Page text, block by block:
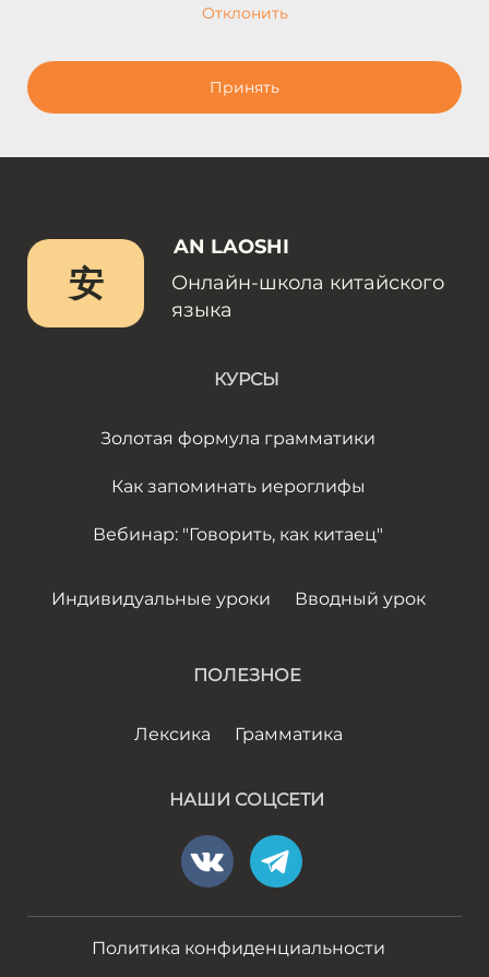
Отклонить
Принять
安
AN LAOSHI
Онлайн-школа китайского
языка
КУРСЫ
Золотая формула грамматики
Как запоминать иероглифы
Вебинар: "Говорить, как китаец"
Индивидуальные уроки Вводный урок
ПОЛЕЗНОЕ
Лексика Грамматика
НАШИ СОЦСЕТИ
Политика конфиденциальности